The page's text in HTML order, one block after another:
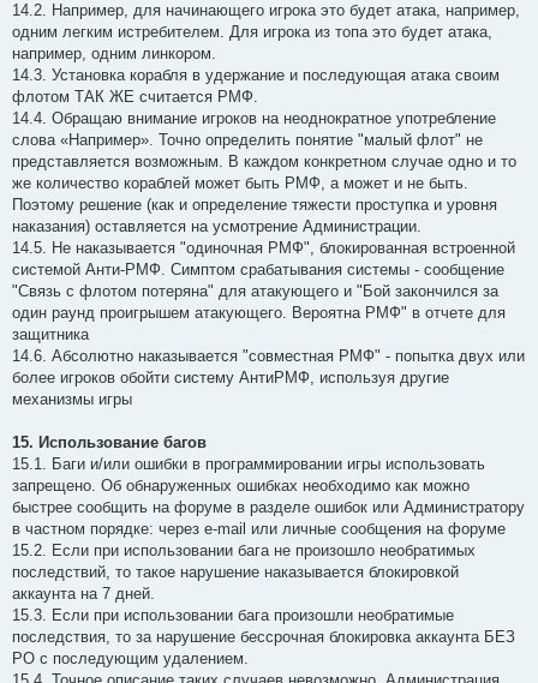
14.2. Например, для начинающего игрока это будет атака, например,
одним легким истребителем. Для игрока из топа это будет атака,
например, одним линкором.
14.3. Установка корабля в удержание и последующая атака своим
флотом ТАК ЖЕ считается РМФ.
14.4. Обращаю внимание игроков на неоднократное употребление
слова «Например». Точно определить понятие "малый флот" не
представляется возможным. В каждом конкретном случае одно и то
же количество кораблей может быть РМФ, а может и не быть.
Поэтому решение (как и определение тяжести проступка и уровня
наказания) оставляется на усмотрение Администрации.
14.5. Не наказывается "одиночная РМФ", блокированная встроенной
системой Анти-РМФ. Симптом срабатывания системы - сообщение
"Связь с флотом потеряна" для атакующего и "Бой закончился за
один раунд проигрышем атакующего. Вероятна РМФ" в отчете для
защитника
14.6. Абсолютно наказывается "совместная РМФ" - попытка двух или
более игроков обойти систему АнтиРМФ, используя другие
механизмы игры
15. Использование багов
15.1. Баги и/или ошибки в программировании игры использовать
запрещено. Об обнаруженных ошибках необходимо как можно
быстрее сообщить на форуме в разделе ошибок или Администратору
в частном порядке: через e-mail или личные сообщения на форуме
15.2. Если при использовании бага не произошло необратимых
последствий, то такое нарушение наказывается блокировкой
аккаунта на 7 дней.
15.3. Если при использовании бага произошли необратимые
последствия, то за нарушение бессрочная блокировка аккаунта БЕЗ
РО с последующим удалением.